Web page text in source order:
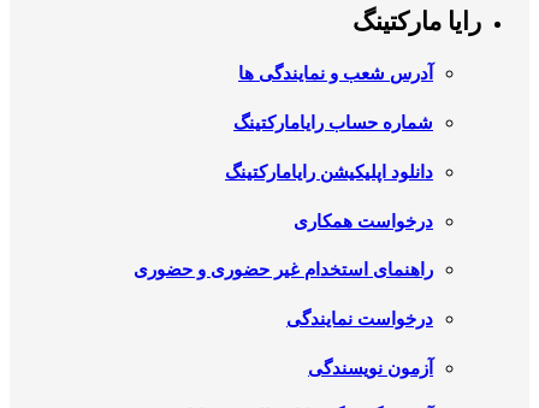
رایا مارکتینگ
آدرس شعب و نمایندگی ها
شماره حساب رایامارکتینگ
دانلود اپلیکیشن رایامارکتینگ
درخواست همکاری
راهنمای استخدام غیر حضوری و حضوری
درخواست نمایندگی
آزمون نویسندگی